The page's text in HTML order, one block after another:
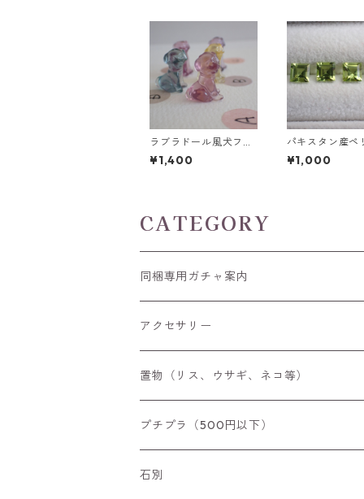
ラブラドール風犬フロ
ーライト彫刻 A~E 2.8
g前後 高さ18.8mm前
¥1,400
パキスタン産ペ
ト スクエアカ
ス 0.6ct前後 5
¥1,000
CATEGORY
同梱専用ガチャ案内
アクセサリー
空枠
リング
ペンダントトップ
置物（リス、ウサギ、ネコ等）
プチプラ（500円以下）
石別